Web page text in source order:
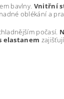
bavlny. Vnitřní
oblékání a
počasí.
elastanem